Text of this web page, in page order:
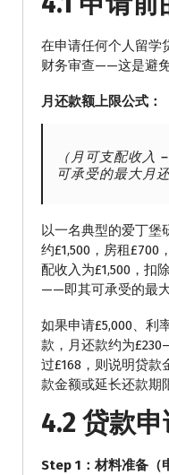
在申请任何个人留学
财务审查——这是避
月还款额上限公式：
（月可支配收入
可承受的最大月
以一名典型的爱丁堡
约£1,500，房租£700
配收入为£1,500，扣
——即其可承受的最
如果申请£5,000、利
款，月还款约为
过£168，则说明贷
款金额或延长还款期
4.2 贷款
Step 1：材料准备（